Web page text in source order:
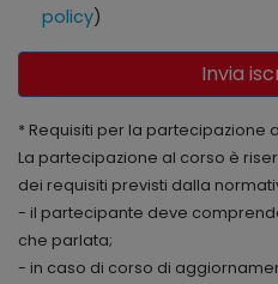
policy)
Invia
* Requisiti per la partecipazione
La partecipazione al corso è
dei requisiti previsti dalla
- il partecipante deve
che parlata;
- in caso di corso di